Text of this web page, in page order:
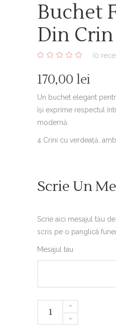
Buchet
Din Crin
of
based
customer
(0
170,00 lei
Un buchet elegant
își exprime respectul
modernă.
4 Crini cu verdeață,
Scrie Un
Scrie aici mesajul tău
scris pe o panglicâ
Mesajul tau